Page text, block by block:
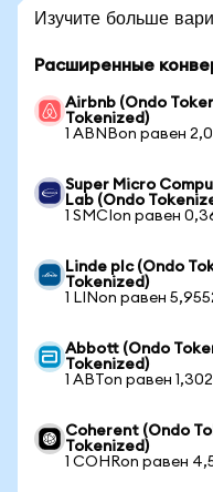
Изучите больше
Расширенные
Airbnb (Ondo
Tokenized)
1 ABNBon равен
Super Micro
Lab (Ondo
1 SMCIon равен
Linde plc (Ondo
Tokenized)
1 LINon равен
Abbott (Ondo
Tokenized)
1 ABTon равен
Coherent (Ondo
Tokenized)
1 COHRon равен